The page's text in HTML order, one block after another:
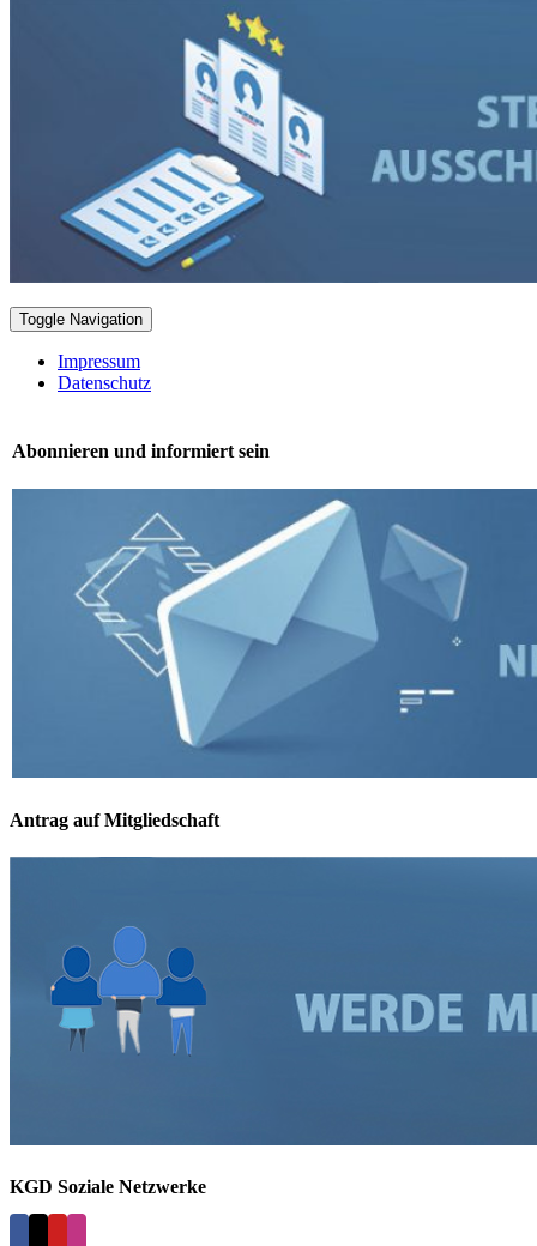
Toggle Navigation
Impressum
Datenschutz
Abonnieren und informiert sein
Antrag auf Mitgliedschaft
KGD Soziale Netzwerke